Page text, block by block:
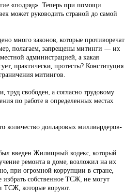
«подряд». Теперь при помощи
может руководить страной до самой
много законов, которые противоречат
полагаем, запрещены митинги — их
администрацией, а какая
практически, протесты? Конституция
митингов.
труд свободен, а согласно трудовому
по работе в определенных местах
количество долларовых миллиардеров-
введен Жилищный кодекс, который
ремонта в доме, возложил на их
при огромной коррупции в стране,
собственное ТСЖ, не могут
ТСЖ, которые воруют.